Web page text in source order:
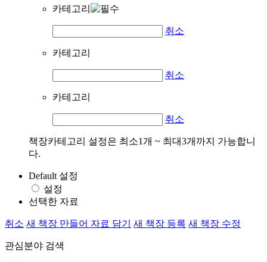
카테고리
취소
카테고리
취소
카테고리
취소
책장카테고리 설정은 최소1개 ~ 최대3개까지 가능합니
다.
Default 설정
설정
선택한 자료
취소 새 책장 만들어 자료 담기 새 책장 등록 새 책장 수정
관심분야 검색